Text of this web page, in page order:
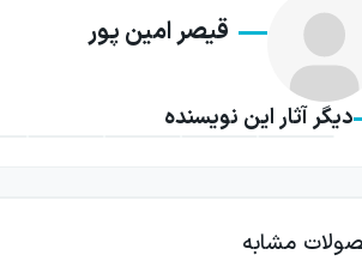
از ویژگی‌های برجسته شعرهای این
و احساس یا اندیشه خود را بدون
درونی شاعر خبر می‌دهند و تجربه‌ای
گستره کار او را نشان می‌دهد. در کنار
قیصر امین پور
دیگر آثار این نویسنده
مشابه